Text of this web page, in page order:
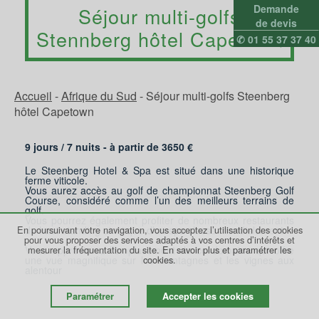
Demande
de devis
✆ 01 55 37 37 40
Séjour multi-golfs
Stennberg hôtel Capetown
Accueil -Afrique du Sud - Séjour multi-golfs Steenberg
hôtel Capetown
9 jours / 7 nuits - à partir de 3650 €
Le Steenberg Hotel & Spa est situé dans une historique
ferme viticole.
Vous aurez accès au golf de championnat Steenberg Golf
Course, considéré comme l’un des meilleurs terrains de
golf.
de haut standing ainsi que d’un spa classé mondialement.
Vous apprécierez l’emplacement de ce domaine qui offre
une vue magnifique sur les montagnes et les vignes aux
En poursuivant votre navigation, vous acceptez l’utilisation des cookies
pour vous proposer des services adaptés à vos centres d’intérêts et
mesurer la fréquentation du site. En savoir plus et paramétrer les
cookies.
Paramétrer Accepter les cookies